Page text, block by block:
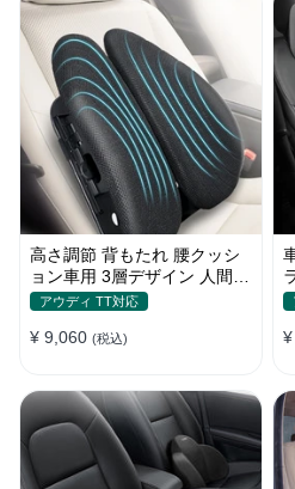
高さ調節 背もたれ 腰クッシ
ョン車用 3層デザイン 人間工
学デザイン 姿勢サポート
アウディ TT対応
¥ 9,060 (税込)